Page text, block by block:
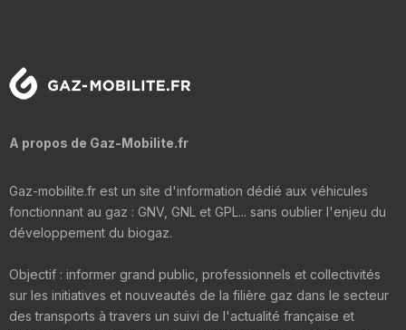
A propos de Gaz-Mobilite.fr
Gaz-mobilite.fr est un site d'information dédié aux véhicules
fonctionnant au gaz : GNV, GNL et GPL... sans oublier l'enjeu du
développement du biogaz.
Objectif : informer grand public, professionnels et collectivités
sur les initiatives et nouveautés de la filière gaz dans le secteur
des transports à travers un suivi de l'actualité française et